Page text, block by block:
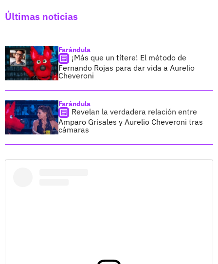
Últimas noticias
Farándula
¡Más que un títere! El método de
Fernando Rojas para dar vida a Aurelio
Cheveroni
Farándula
Revelan la verdadera relación entre
Amparo Grisales y Aurelio Cheveroni tras
cámaras